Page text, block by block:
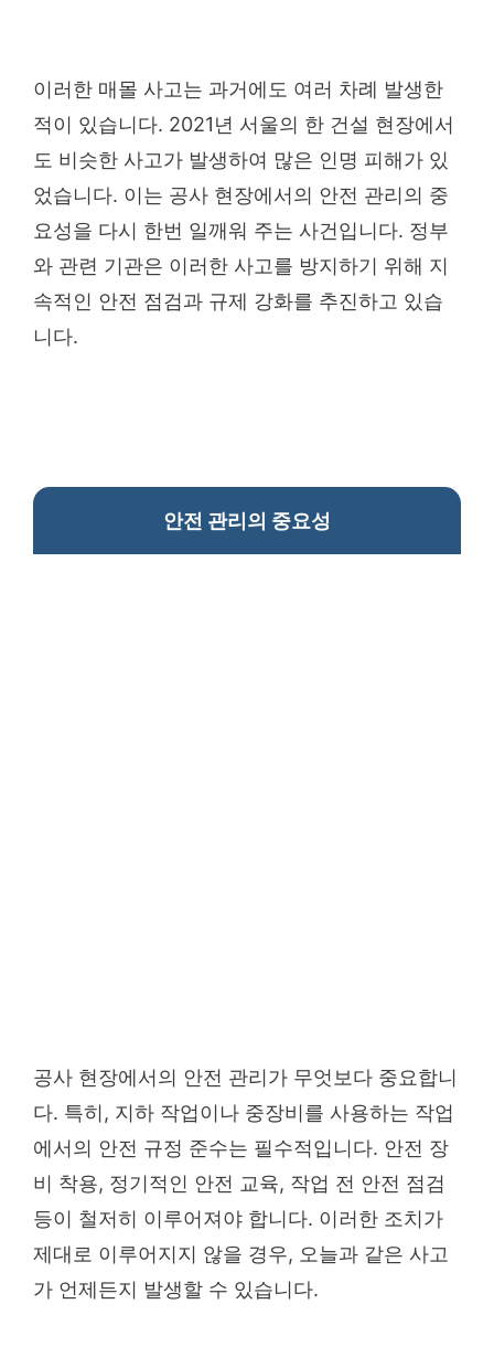
이러한 매몰 사고는 과거에도 여러 차례 발생한
적이 있습니다. 2021년 서울의 한 건설 현장에서
도 비슷한 사고가 발생하여 많은 인명 피해가 있
었습니다. 이는 공사 현장에서의 안전 관리의 중
요성을 다시 한번 일깨워 주는 사건입니다. 정부
와 관련 기관은 이러한 사고를 방지하기 위해 지
속적인 안전 점검과 규제 강화를 추진하고 있습
니다.
안전 관리의 중요성
공사 현장에서의 안전 관리가 무엇보다 중요합니
다. 특히, 지하 작업이나 중장비를 사용하는 작업
에서의 안전 규정 준수는 필수적입니다. 안전 장
비 착용, 정기적인 안전 교육, 작업 전 안전 점검
등이 철저히 이루어져야 합니다. 이러한 조치가
제대로 이루어지지 않을 경우, 오늘과 같은 사고
가 언제든지 발생할 수 있습니다.